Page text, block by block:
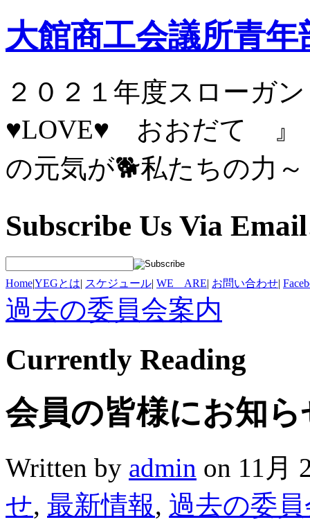
大館商工会議所青年
２０２１年度ス
♥LOVE♥ お
の元気が🐕私たちの力～
Subscribe Us Via
Home|YEGとは| スケジュール| WE ARE| お問い合わせ|
過去の委員会案内
Currently Reading
会員の皆様にお知
Written by admin on 11月
せ, 最新情報, 過去の委